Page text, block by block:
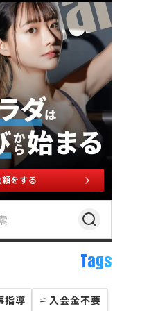
をする
Tags
指導 ♯ 入会金不要